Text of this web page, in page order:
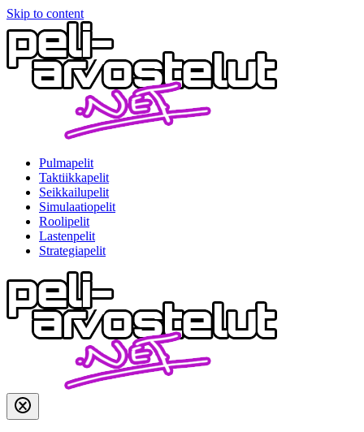
Skip to content
Pulmapelit
Taktiikkapelit
Seikkailupelit
Simulaatiopelit
Roolipelit
Lastenpelit
Strategiapelit